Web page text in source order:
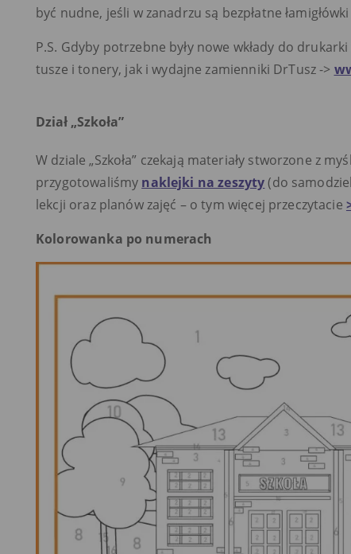
być nudne, jeśli w zanadrzu są bezpłatne
P.S. Gdyby potrzebne były nowe wkłady do
tusze i tonery, jak i wydajne zamienniki DrTusz ->
Dział „Szkoła”
W dziale „Szkoła” czekają materiały stworzone z
przygotowaliśmy naklejki na zeszyty(do
lekcji oraz planów zajęć – o tym więcej przeczytacie
Kolorowanka po numerach